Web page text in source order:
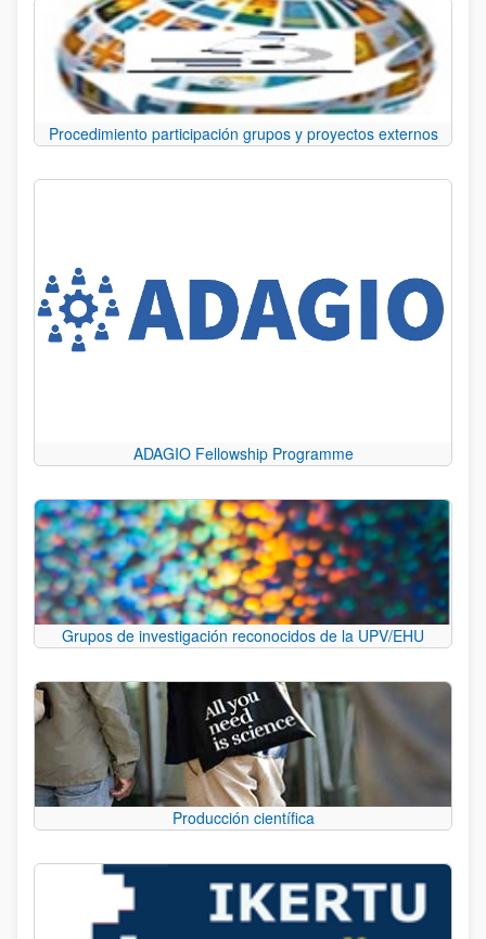
Procedimiento participación grupos y proyectos externos
ADAGIO Fellowship Programme
Grupos de investigación reconocidos de la UPV/EHU
Producción científica